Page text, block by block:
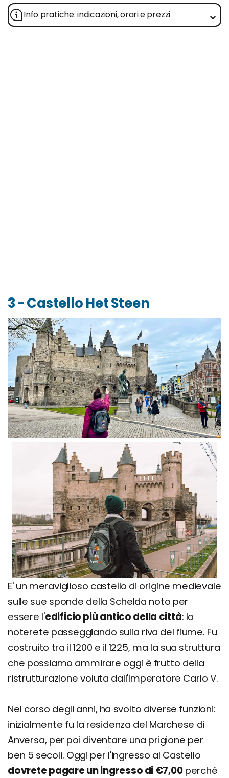
Info pratiche: indicazioni, orari e prezzi
3 - Castello Het Steen
E' un meraviglioso castello di origine medievale
sulle sue sponde della Schelda noto per
essere l'edificio più antico della città: lo
noterete passeggiando sulla riva del fiume. Fu
costruito tra il 1200 e il 1225, ma la sua struttura
che possiamo ammirare oggi è frutto della
ristrutturazione voluta dall'Imperatore Carlo V.
Nel corso degli anni, ha svolto diverse funzioni:
inizialmente fu la residenza del Marchese di
Anversa, per poi diventare una prigione per
ben 5 secoli. Oggi per l'ingresso al Castello
dovrete pagare un ingresso di €7,00perché